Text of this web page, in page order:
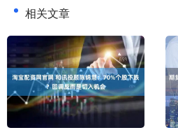
相关文章